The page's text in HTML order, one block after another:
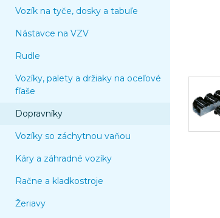
Vozík na tyče, dosky a tabuľe
Nástavce na VZV
Rudle
Vozíky, palety a držiaky na oceľové
fľaše
Dopravníky
Vozíky so záchytnou vaňou
Káry a záhradné vozíky
Račne a kladkostroje
Žeriavy